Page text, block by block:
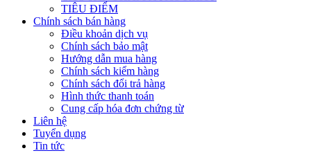
TIÊU ĐIỂM
Chính sách bán hàng
Điều khoản dịch vụ
Chính sách bảo mật
Hướng dẫn mua hàng
Chính sách kiểm hàng
Chính sách đổi trả hàng
Hình thức thanh toán
Cung cấp hóa đơn chứng từ
Liên hệ
Tuyển dụng
Tin tức